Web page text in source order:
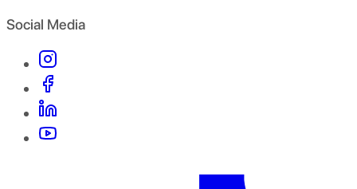
Social Media